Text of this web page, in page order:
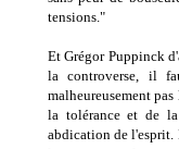
tensions."
EtGrégor Puppinck
la controverse, il
malheureusement
la tolérance et de
abdication de l'esprit.